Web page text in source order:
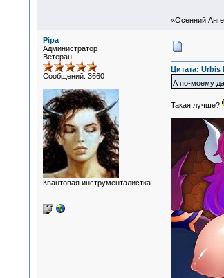
«Осенний
Pipa
Администратор
Ветеран
Сообщений: 3660
Квантовая инструменталистка
Цитата: Urbis
А по-моему
Такая лучше?